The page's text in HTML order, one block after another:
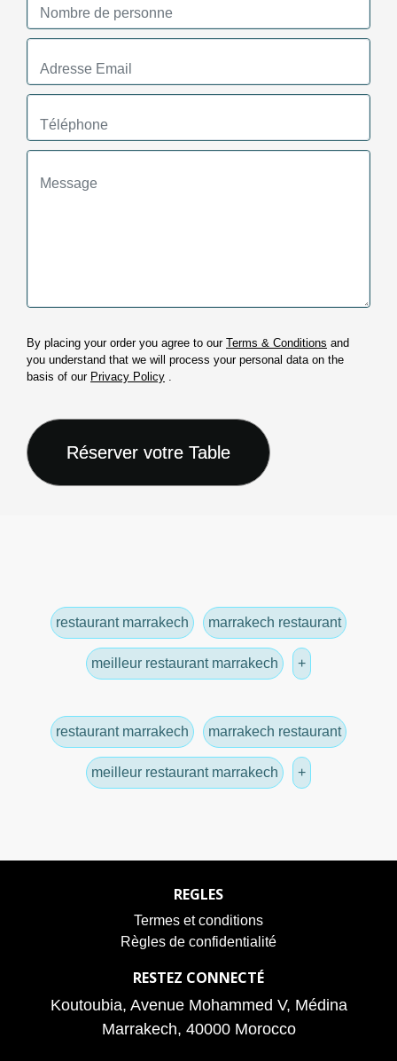
By placing your order you agree to our Terms & Conditions and
you understand that we will process your personal data on the
basis of our Privacy Policy .
restaurant marrakech marrakech restaurant
meilleur restaurant marrakech +
restaurant marrakech marrakech restaurant
meilleur restaurant marrakech +
REGLES
Termes et conditions
Règles de confidentialité
RESTEZ CONNECTÉ
Koutoubia, Avenue Mohammed V, Médina
Marrakech, 40000 Morocco